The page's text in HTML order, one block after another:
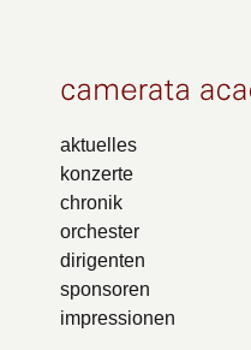
aktuelles
konzerte
chronik
orchester
dirigenten
sponsoren
impressionen